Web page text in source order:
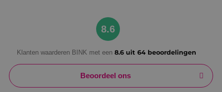
8.6
Klanten waarderen BINK met een 8.6 uit 64 beoordelingen
Beoordeel ons
weken